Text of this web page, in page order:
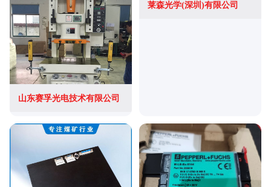
山东赛孚光电技术有限公司
莱森光学(深圳)有限公司